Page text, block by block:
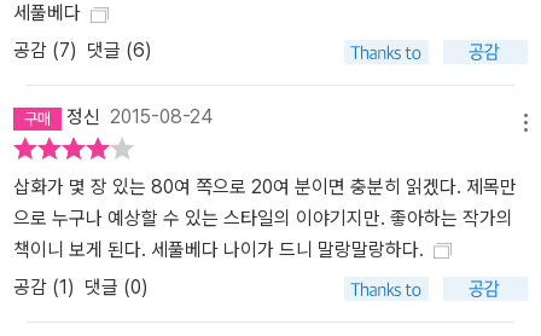
세풀베다
공감 (7) 댓글 (6)
정신 2015-08-24
삽화가 몇 장 있는 80여 쪽으로 20여 분이면 충분히 읽겠다. 제목만
으로 누구나 예상할 수 있는 스타일의 이야기지만. 좋아하는 작가의
책이니 보게 된다. 세풀베다 나이가 드니 말랑말랑하다.
공감 (1) 댓글 (0)